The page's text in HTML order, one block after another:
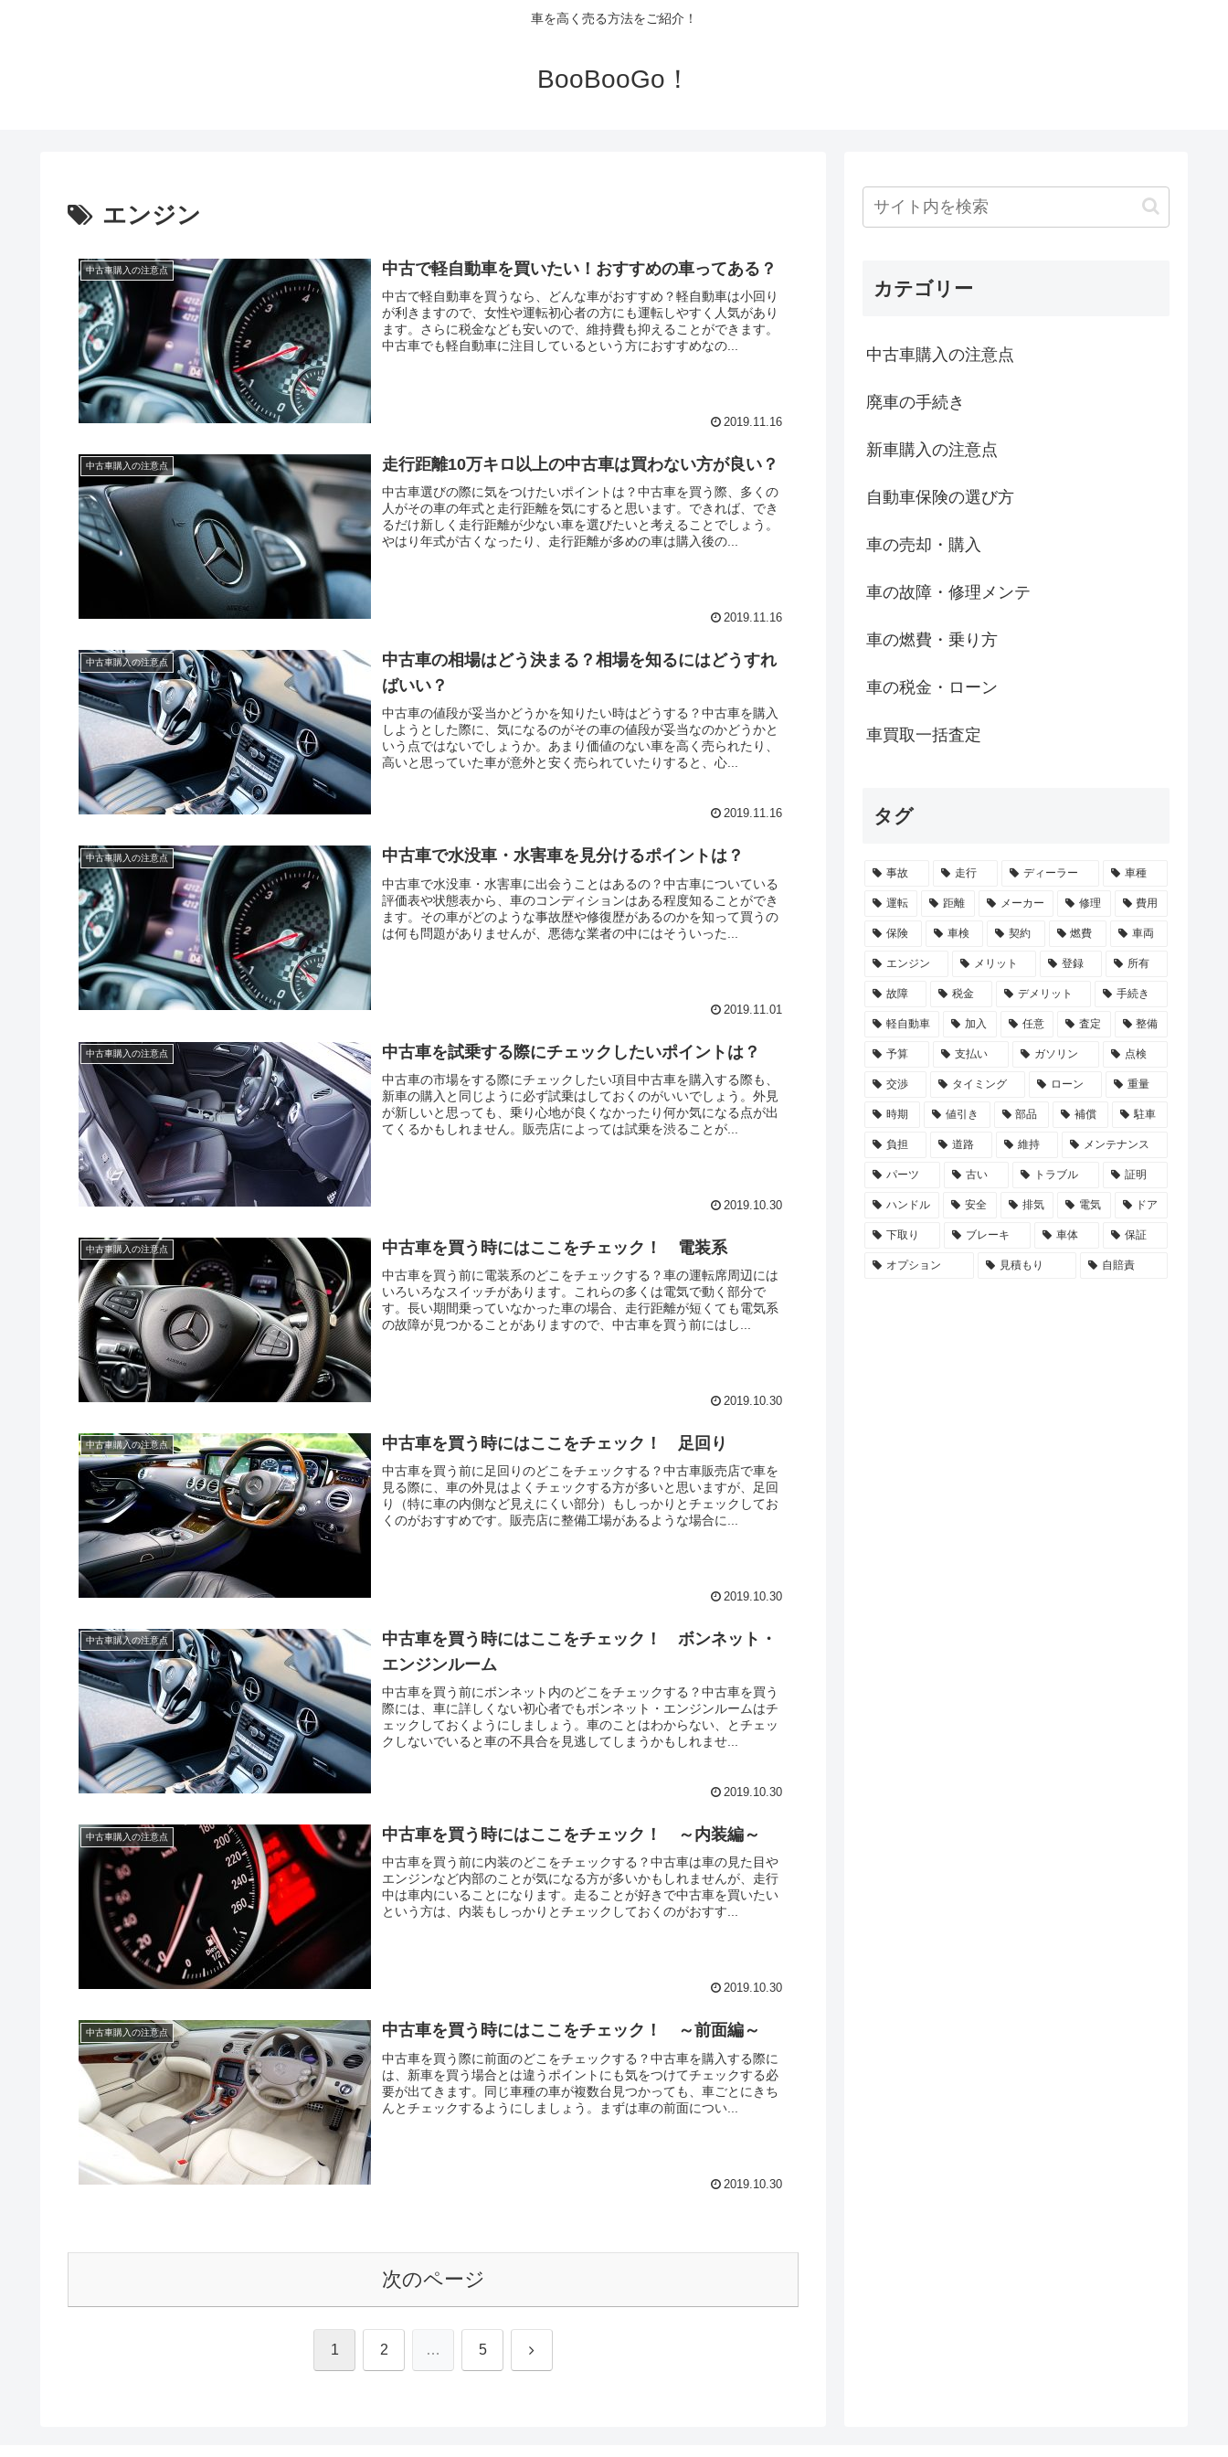
車を高く売る方法をご紹介！
BooBooGo！
エンジン
中古車購入の注意点 中古で軽自動車を買いたい！おすすめの車ってある？
中古で軽自動車を買うなら、どんな車がおすすめ？軽自動車は小回り
が利きますので、女性や運転初心者の方にも運転しやすく人気があり
ます。さらに税金なども安いので、維持費も抑えることができます。
中古車でも軽自動車に注目しているという方におすすめなの...
2019.11.16
中古車購入の注意点 走行距離10万キロ以上の中古車は買わない方が良い？
中古車選びの際に気をつけたいポイントは？中古車を買う際、多くの
人がその車の年式と走行距離を気にすると思います。できれば、でき
るだけ新しく走行距離が少ない車を選びたいと考えることでしょう。
やはり年式が古くなったり、走行距離が多めの車は購入後の...
2019.11.16
中古車購入の注意点
中古車の相場はどう決まる？相場を知るにはどうすれ
ばいい？
中古車の値段が妥当かどうかを知りたい時はどうする？中古車を購入
しようとした際に、気になるのがその車の値段が妥当なのかどうかと
いう点ではないでしょうか。あまり価値のない車を高く売られたり、
高いと思っていた車が意外と安く売られていたりすると、心...
2019.11.16
中古車購入の注意点 中古車で水没車・水害車を見分けるポイントは？
中古車で水没車・水害車に出会うことはあるの？中古車についている
評価表や状態表から、車のコンディションはある程度知ることができ
ます。その車がどのような事故歴や修復歴があるのかを知って買うの
は何も問題がありませんが、悪徳な業者の中にはそういった...
2019.11.01
中古車購入の注意点 中古車を試乗する際にチェックしたいポイントは？
中古車の市場をする際にチェックしたい項目中古車を購入する際も、
新車の購入と同じように必ず試乗はしておくのがいいでしょう。外見
が新しいと思っても、乗り心地が良くなかったり何か気になる点が出
てくるかもしれません。販売店によっては試乗を渋ることが...
2019.10.30
中古車購入の注意点 中古車を買う時にはここをチェック！ 電装系
中古車を買う前に電装系のどこをチェックする？車の運転席周辺には
いろいろなスイッチがあります。これらの多くは電気で動く部分で
す。長い期間乗っていなかった車の場合、走行距離が短くても電気系
の故障が見つかることがありますので、中古車を買う前にはし...
2019.10.30
中古車購入の注意点 中古車を買う時にはここをチェック！ 足回り
中古車を買う前に足回りのどこをチェックする？中古車販売店で車を
見る際に、車の外見はよくチェックする方が多いと思いますが、足回
り（特に車の内側など見えにくい部分）もしっかりとチェックしてお
くのがおすすめです。販売店に整備工場があるような場合に...
2019.10.30
中古車購入の注意点
中古車を買う時にはここをチェック！ ボンネット・
エンジンルーム
中古車を買う前にボンネット内のどこをチェックする？中古車を買う
際には、車に詳しくない初心者でもボンネット・エンジンルームはチ
ェックしておくようにしましょう。車のことはわからない、とチェッ
クしないでいると車の不具合を見逃してしまうかもしれませ...
2019.10.30
中古車購入の注意点 中古車を買う時にはここをチェック！ ～内装編～
中古車を買う前に内装のどこをチェックする？中古車は車の見た目や
エンジンなど内部のことが気になる方が多いかもしれませんが、走行
中は車内にいることになります。走ることが好きで中古車を買いたい
という方は、内装もしっかりとチェックしておくのがおすす...
2019.10.30
中古車購入の注意点 中古車を買う時にはここをチェック！ ～前面編～
中古車を買う際に前面のどこをチェックする？中古車を購入する際に
は、新車を買う場合とは違うポイントにも気をつけてチェックする必
要が出てきます。同じ車種の車が複数台見つかっても、車ごとにきち
んとチェックするようにしましょう。まずは車の前面につい...
2019.10.30
次のページ
1 2 … 5 次
カテゴリー
中古車購入の注意点
廃車の手続き
新車購入の注意点
自動車保険の選び方
車の売却・購入
車の故障・修理メンテ
車の燃費・乗り方
車の税金・ローン
車買取一括査定
タグ
事故 走行 ディーラー 車種
運転 距離 メーカー 修理 費用
保険 車検 契約 燃費 車両
エンジン メリット 登録 所有
故障 税金 デメリット 手続き
軽自動車 加入 任意 査定 整備
予算 支払い ガソリン 点検
交渉 タイミング ローン 重量
時期 値引き 部品 補償 駐車
負担 道路 維持 メンテナンス
パーツ 古い トラブル 証明
ハンドル 安全 排気 電気 ドア
下取り ブレーキ 車体 保証
オプション 見積もり 自賠責